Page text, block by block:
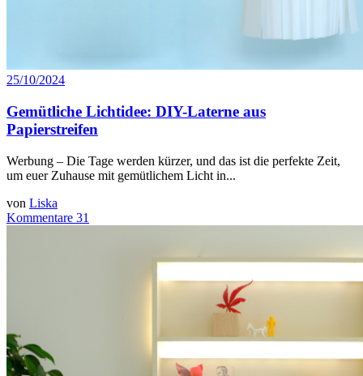
25/10/2024
Gemütliche Lichtidee: DIY-Laterne aus
Papierstreifen
Werbung – Die Tage werden kürzer, und das ist die perfekte Zeit,
um euer Zuhause mit gemütlichem Licht in...
von Liska
Kommentare 31